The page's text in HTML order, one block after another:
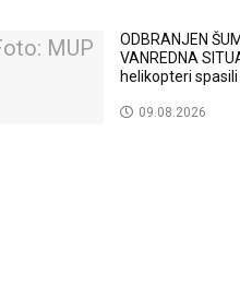
ODBRANJEN
VANREDNA
helikopteri
09.08.2026